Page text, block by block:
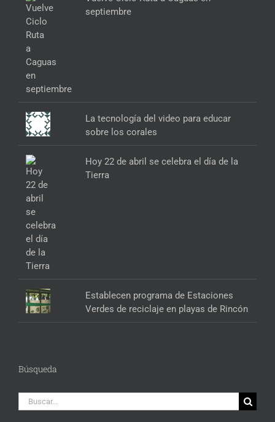
septiembre
La tecnología del video para educar
sobre los corales
Hoy 22 de abril se celebra el día de la
Tierra
Establecen programa de Estaciones
Verdes de reciclaje en playas de Rincón
Búsqueda
Buscar: